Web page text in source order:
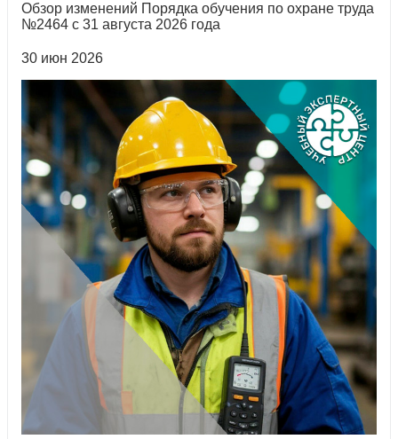
Обзор изменений Порядка обучения по охране труда
№2464 с 31 августа 2026 года
30 июн 2026